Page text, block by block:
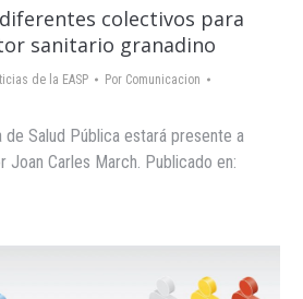
diferentes colectivos para
sanitario granadino
de la EASP Por Comunicacion
de Salud Pública estará presente a
Carles March. Publicado en: